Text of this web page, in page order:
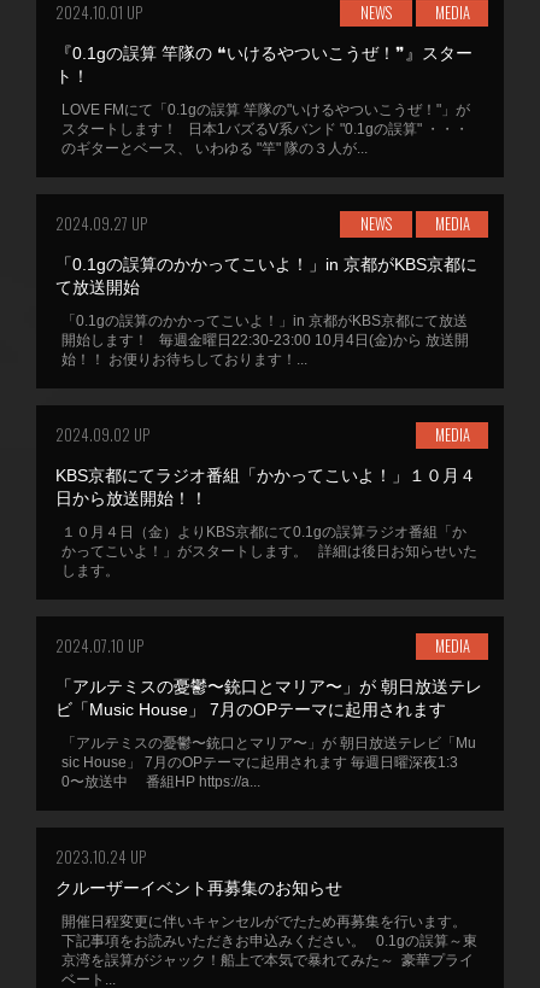
2024.10.01 UP NEWS MEDIA
『0.1gの誤算 竿隊の ❝いけるやついこうぜ！❞』スター
ト！
LOVE FMにて「0.1gの誤算 竿隊の"いけるやついこうぜ！"」が
スタートします！ 日本1バズるV系バンド "0.1gの誤算" ・・・
のギターとベース、 いわゆる "竿" 隊の３人が...
2024.09.27 UP NEWS MEDIA
「0.1gの誤算のかかってこいよ！」in 京都がKBS京都に
て放送開始
「0.1gの誤算のかかってこいよ！」in 京都がKBS京都にて放送
開始します！ 毎週金曜日22:30-23:00 10月4日(金)から 放送開
始！！ お便りお待ちしております！...
2024.09.02 UP MEDIA
KBS京都にてラジオ番組「かかってこいよ！」１０月４
日から放送開始！！
１０月４日（金）よりKBS京都にて0.1gの誤算ラジオ番組「か
かってこいよ！」がスタートします。 詳細は後日お知らせいた
します。
2024.07.10 UP MEDIA
「アルテミスの憂鬱〜銃口とマリア〜」が 朝日放送テレ
ビ「Music House」 7月のOPテーマに起用されます
「アルテミスの憂鬱〜銃口とマリア〜」が 朝日放送テレビ「Mu
sic House」 7月のOPテーマに起用されます 毎週日曜深夜1:3
0〜放送中 番組HP https://a...
2023.10.24 UP
クルーザーイベント再募集のお知らせ
開催日程変更に伴いキャンセルがでたため再募集を行います。
下記事項をお読みいただきお申込みください。 0.1gの誤算～東
京湾を誤算がジャック！船上で本気で暴れてみた～ 豪華プライ
ベート...